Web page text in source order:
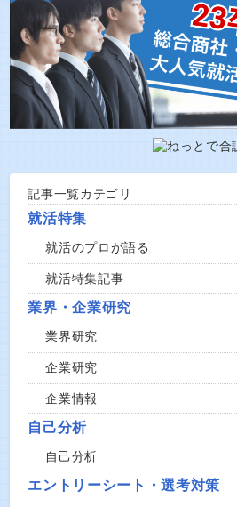
記事一覧カテゴリ
就活特集
就活のプロが語る
就活特集記事
業界・企業研究
業界研究
企業研究
企業情報
自己分析
自己分析
エントリーシート・選考対策